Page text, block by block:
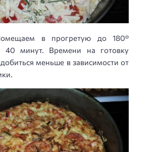
в прогретую до 180°
40 минут. Времени на готовку
меньше в зависимости от